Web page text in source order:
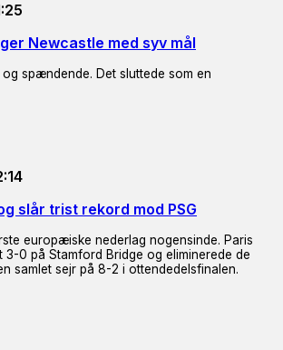
Newcastle med syv mål
spændende. Det sluttede som en
slår trist rekord mod PSG
europæiske nederlag nogensinde. Paris
3-0 på Stamford Bridge og eliminerede de
samlet sejr på 8-2 i ottendedelsfinalen.